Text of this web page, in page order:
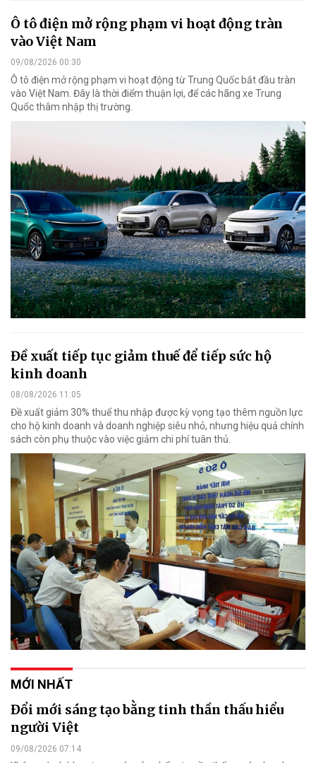
Ô tô điện mở rộng phạm vi hoạt động tràn
vào Việt Nam
09/08/2026 00:30
Ô tô điện mở rộng phạm vi hoạt động từ Trung Quốc bắt đầu tràn
vào Việt Nam. Đây là thời điểm thuận lợi, để các hãng xe Trung
Quốc thâm nhập thị trường.
Đề xuất tiếp tục giảm thuế để tiếp sức hộ
kinh doanh
08/08/2026 11:05
Đề xuất giảm 30% thuế thu nhập được kỳ vọng tạo thêm nguồn lực
cho hộ kinh doanh và doanh nghiệp siêu nhỏ, nhưng hiệu quả chính
sách còn phụ thuộc vào việc giảm chi phí tuân thủ.
MỚI NHẤT
Đổi mới sáng tạo bằng tinh thần thấu hiểu
người Việt
09/08/2026 07:14